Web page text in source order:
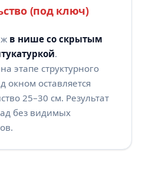
(под ключ)
в нише со скрытым
.
этапе структурного
окном оставляется
25–30 см. Результат
без видимых